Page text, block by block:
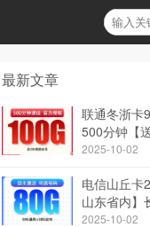
最新文章
联通冬浙卡
500分钟【
2025-10-02
电信山丘卡
山东省内】
2025-10-02